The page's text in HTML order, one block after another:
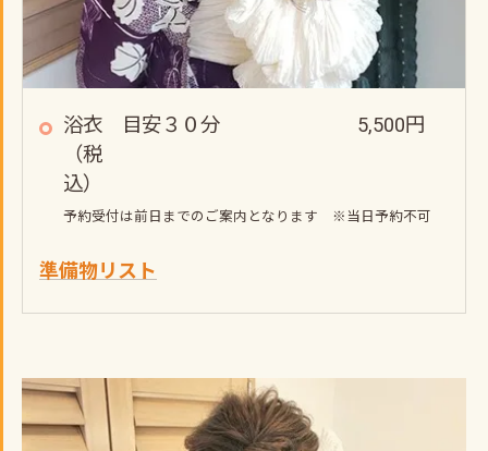
浴衣 目安３０分 5,500円
（税
込）
予約受付は前日までのご案内となります ※当日予約不可
準備物リスト